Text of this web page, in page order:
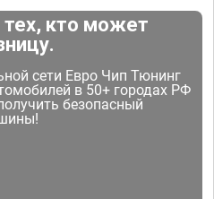
кто может
сети Евро Чип Тюнинг
в 50+ городах РФ
безопасный